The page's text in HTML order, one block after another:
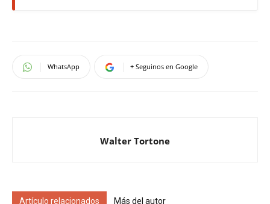
WhatsApp + Seguinos en Google
Walter Tortone
Artículo relacionados Más del autor